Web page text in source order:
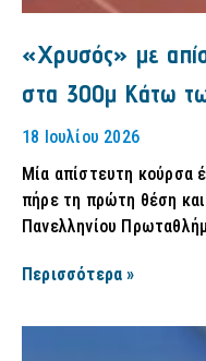
«Χρυσός» με
στα 300μ Κάτω
18 Ιουλίου 2026
Μία απίστευτη κούρσα
πήρε τη πρώτη θέση
Πανελληνίου
Περισσότερα »